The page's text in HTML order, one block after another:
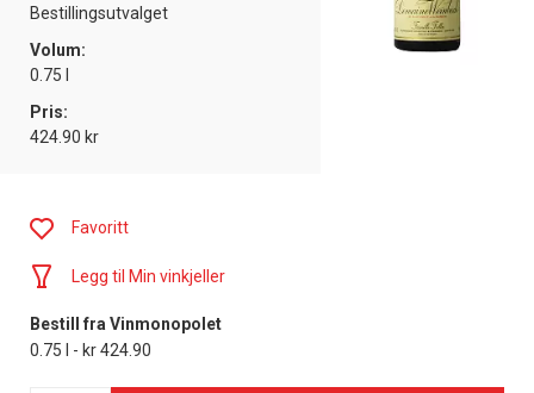
Bestillingsutvalget
Volum:
0.75 l
Pris:
424.90 kr
Favoritt
Legg til Min vinkjeller
Bestill fra Vinmonopolet
0.75 l - kr 424.90